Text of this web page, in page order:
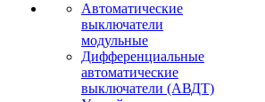
Автоматические
выключатели
модульные
Дифференциальные
автоматические
выключатели (АВДТ)